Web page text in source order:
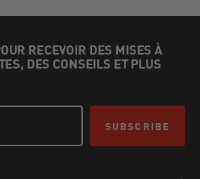
RECEVOIR DES MISES À
DES CONSEILS ET PLUS
SUBSCRIBE